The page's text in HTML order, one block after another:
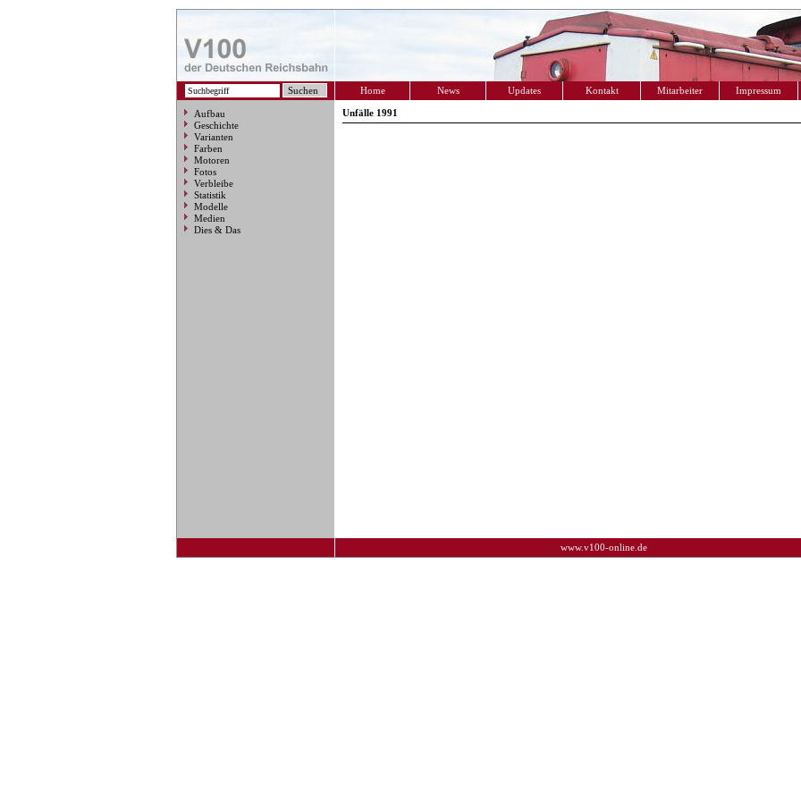
Home News Updates Kontakt Mitarbeiter Impressum
Aufbau
Geschichte
Varianten
Farben
Motoren
Fotos
Verbleibe
Statistik
Modelle
Medien
Dies & Das
Unfälle 1991
www.v100-online.de